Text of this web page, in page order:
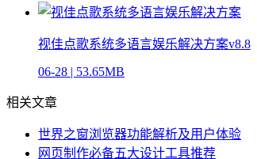
视佳点歌系统多语言娱乐解决方案v8.8
06-28 | 53.65MB
相关文章
世界之窗浏览器功能解析及用户体验
网页制作必备五大设计工具推荐